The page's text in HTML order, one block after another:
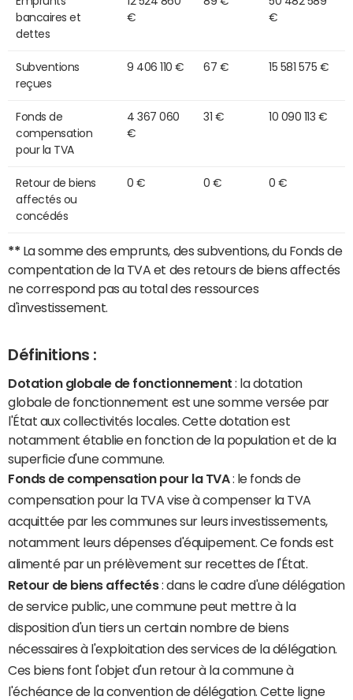
bancaires et
dettes
€
€
Subventions
reçues
9 406 110 € 67 € 15 581 575 €
Fonds de
compensation
pour la TVA
4 367 060
€
31 € 10 090 113 €
Retour de biens
affectés ou
concédés
0 € 0 € 0 €
** La somme des emprunts, des subventions, du Fonds de
compentation de la TVA et des retours de biens affectés
ne correspond pas au total des ressources
d'investissement.
Définitions :
Dotation globale de fonctionnement : la dotation
globale de fonctionnement est une somme versée par
l'État aux collectivités locales. Cette dotation est
notamment établie en fonction de la population et de la
superficie d'une commune.
Fonds de compensation pour la TVA: le fonds de
compensation pour la TVA vise à compenser la TVA
acquittée par les communes sur leurs investissements,
notamment leurs dépenses d'équipement. Ce fonds est
alimenté par un prélèvement sur recettes de l'État.
Retour de biens affectés: dans le cadre d'une délégation
de service public, une commune peut mettre à la
disposition d'un tiers un certain nombre de biens
nécessaires à l'exploitation des services de la délégation.
Ces biens font l'objet d'un retour à la commune à
l'échéance de la convention de délégation. Cette ligne